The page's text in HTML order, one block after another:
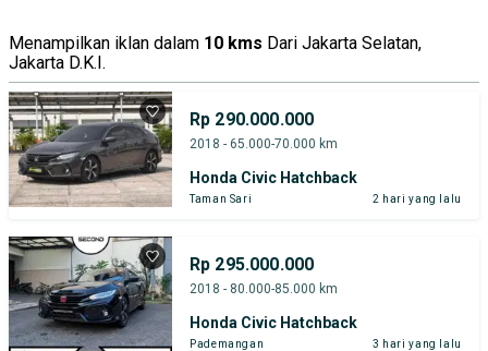
Menampilkan iklan dalam 10 kms Dari Jakarta Selatan,
Jakarta D.K.I.
Rp 290.000.000
2018 - 65.000-70.000 km
Honda Civic Hatchback
Taman Sari 2 hari yang lalu
Rp 295.000.000
2018 - 80.000-85.000 km
Honda Civic Hatchback
Pademangan 3 hari yang lalu